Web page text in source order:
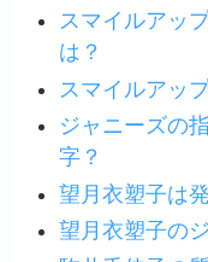
スマイルアッ
は？
スマイルアッ
ジャニーズの
字？
望月衣塑子は
望月衣塑子の